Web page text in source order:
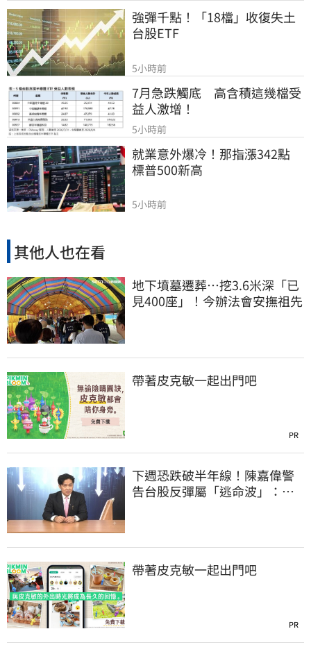
強彈千點！「18檔」收復失土
台股ETF
5小時前
7月急跌觸底　高含積這幾檔受
益人激增！
5小時前
就業意外爆冷！那指漲342點
標普500新高
5小時前
其他人也在看
地下墳墓遷葬…挖3.6米深「已
見400座」！今辦法會安撫祖先
帶著皮克敏一起出門吧
PR
下週恐跌破半年線！陳嘉偉警
告台股反彈屬「逃命波」：空
帶著皮克敏一起出門吧
PR